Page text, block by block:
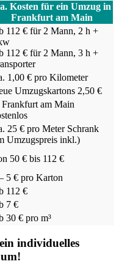
Kosten für ein Umzug in
Frankfurt am Main
112 € für 2 Mann, 2 h +
112 € für 2 Mann, 3 h +
1,00 € pro Kilometer
Umzugskartons 2,50 €
am Main
25 € pro Meter Schrank
Umzugspreis inkl.)
50 € bis 112 €
5 € pro Karton
112 €
7 €
30 € pro m³
individuelles